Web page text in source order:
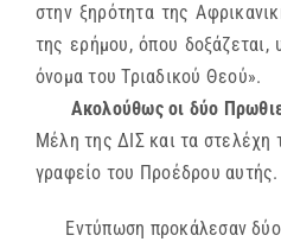
στην ξηρότητα της
της ερήμου, όπου δοξάζεται,
όνομα του Τριαδικού Θεού».
Ακολούθως οι δύο
Μέλη της ΔΙΣ και τα στελέχη
γραφείο του Προέδρου αυτής.
Εντύπωση προκάλεσαν δύο